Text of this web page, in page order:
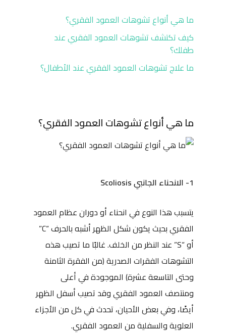
ما هي أنواع تشوهات العمود الفقري؟
كيف تكتشف تشوهات العمود الفقري عند
طفلك؟
ما علاج تشوهات العمود الفقري عند الأطفال؟
ما هي أنواع تشوهات العمود الفقري؟
1- الانحناء الجانبي Scoliosis
يتسبب هذا النوع في انحناء أو دوران عظام العمود
الفقري بحيث يكون شكل الظهر أشبه بالحرف “C”
أو “S” عند النظر من الخلف. غالبًا ما تصيب هذه
التشوهات الفقرات الصدرية (من الفقرة الثامنة
وحتى التاسعة عشرة) الموجودة في أعلى
ومنتصف العمود الفقري وقد تصيب أسفل الظهر
أيضًا، وفي بعض الأحيان، تحدث في كل من الأجزاء
العلوية والسفلية من العمود الفقري.